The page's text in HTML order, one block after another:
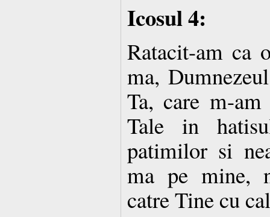
Icosul 4:
Ratacit-am ca
ma,
Ta, care m-
Tale in
patimilor si
ma pe mine,
catre Tine cu